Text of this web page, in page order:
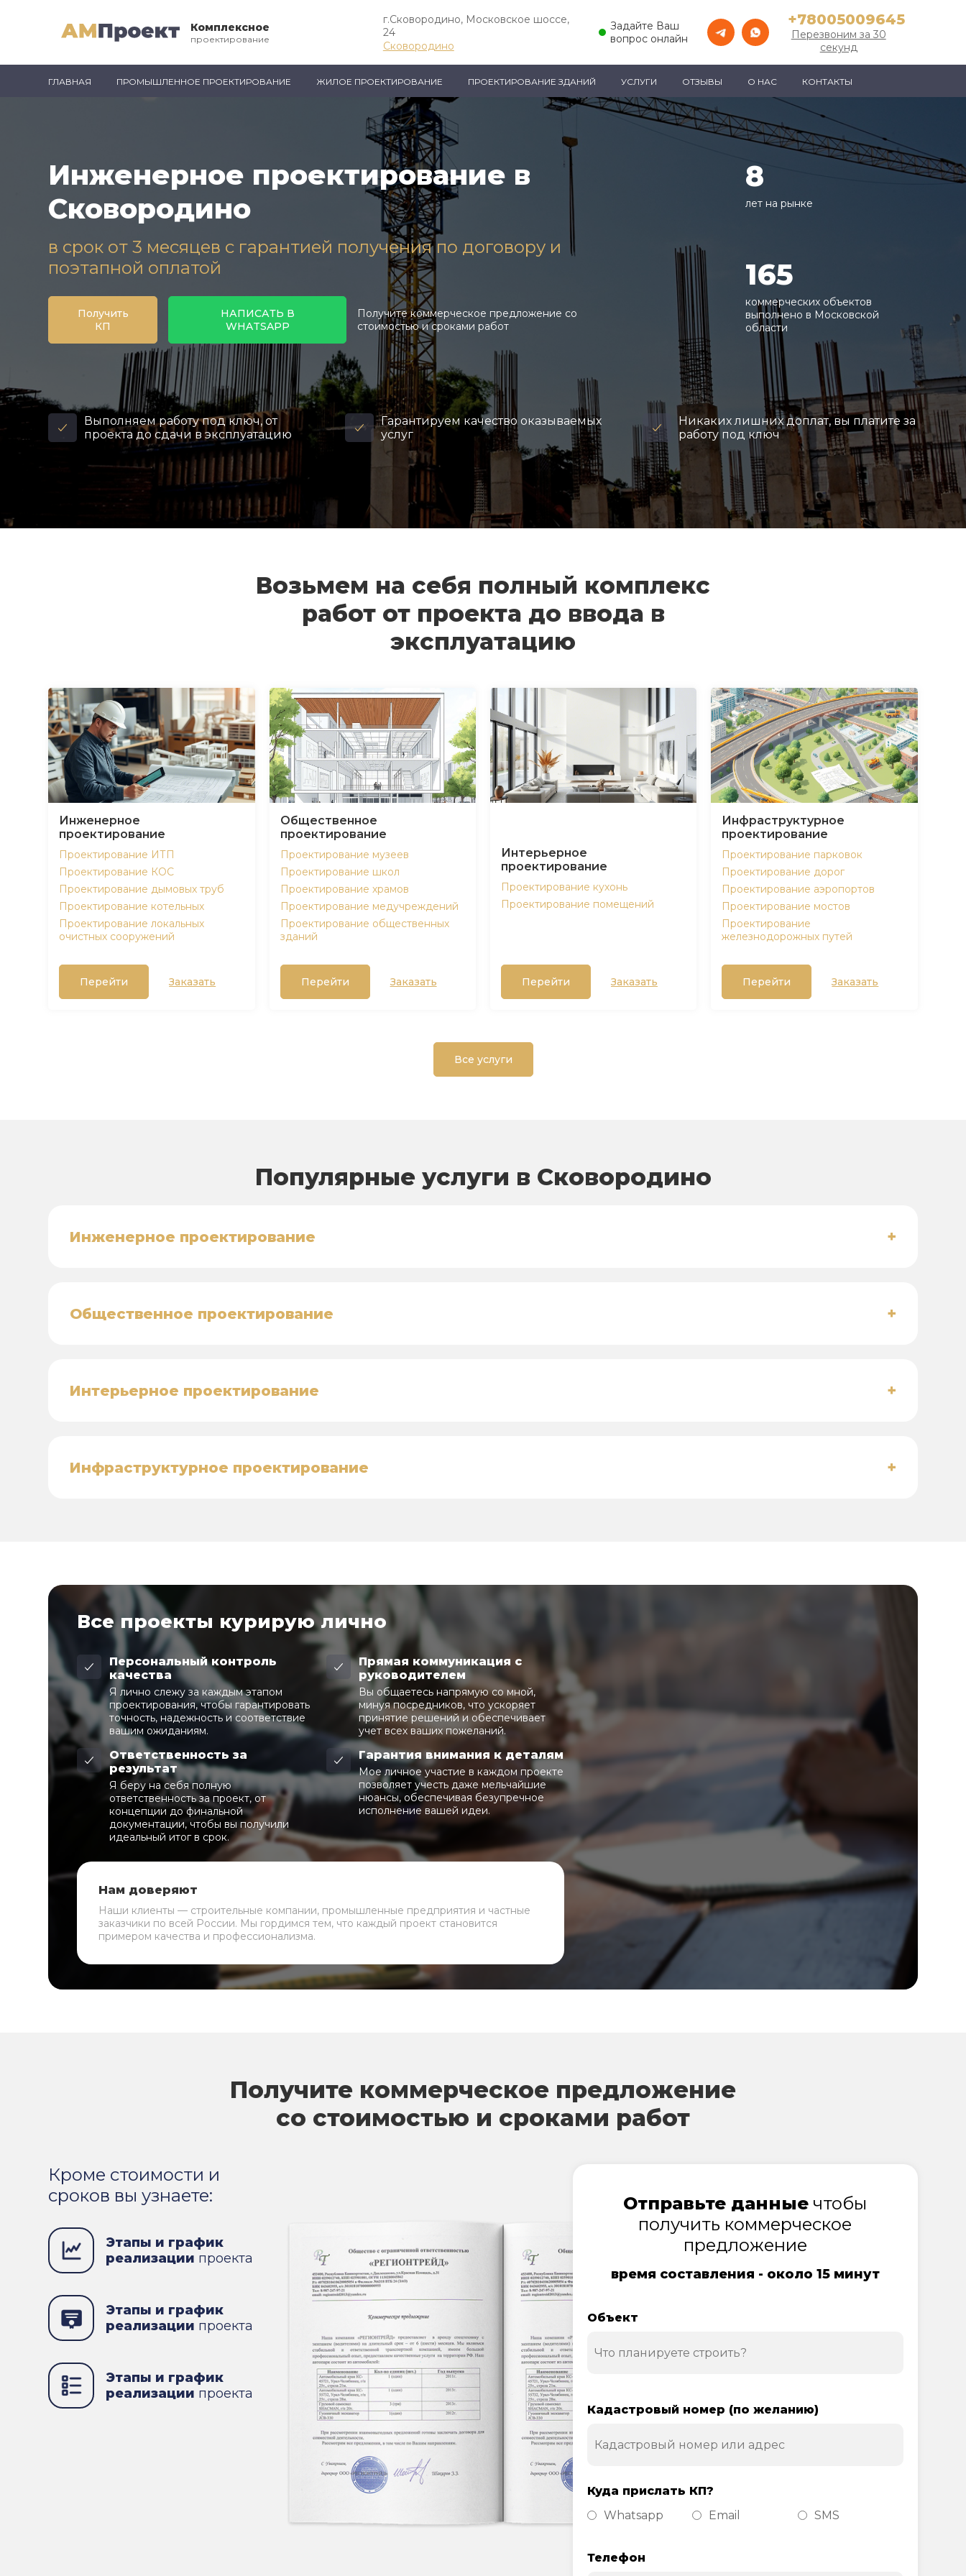
Комплексное
проектирование
г.Сковородино, Московское шоссе,
24
Сковородино
Задайте Ваш
вопрос онлайн
+78005009645
Перезвоним за 30
секунд
ГЛАВНАЯ ПРОМЫШЛЕННОЕ ПРОЕКТИРОВАНИЕ ЖИЛОЕ ПРОЕКТИРОВАНИЕ ПРОЕКТИРОВАНИЕ ЗДАНИЙ УСЛУГИ ОТЗЫВЫ О НАС КОНТАКТЫ
Инженерное проектирование в
Сковородино
в срок от 3 месяцев с гарантией получения по договору и
поэтапной оплатой
Получить
КП
НАПИСАТЬ В
WHATSAPP
Получите коммерческое предложение со
стоимостью и сроками работ
8
лет на рынке
165
коммерческих объектов
выполнено в Московской
области
Выполняем работу под ключ, от
проекта до сдачи в эксплуатацию
Гарантируем качество оказываемых
услуг
Никаких лишних доплат, вы платите за
работу под ключ
Возьмем на себя полный комплекс
работ от проекта до ввода в
эксплуатацию
Инженерное
проектирование
Проектирование ИТП
Проектирование КОС
Проектирование дымовых труб
Проектирование котельных
Проектирование локальных
очистных сооружений
Перейти Заказать
Общественное
проектирование
Проектирование музеев
Проектирование школ
Проектирование храмов
Проектирование медучреждений
Проектирование общественных
зданий
Перейти Заказать
Интерьерное
проектирование
Проектирование кухонь
Проектирование помещений
Перейти Заказать
Инфраструктурное
проектирование
Проектирование парковок
Проектирование дорог
Проектирование аэропортов
Проектирование мостов
Проектирование
железнодорожных путей
Перейти Заказать
Все услуги
Популярные услуги в Сковородино
Инженерное проектирование +
Общественное проектирование +
Интерьерное проектирование +
Инфраструктурное проектирование +
Все проекты курирую лично
Персональный контроль
качества
Я лично слежу за каждым этапом
проектирования, чтобы гарантировать
точность, надежность и соответствие
вашим ожиданиям.
Прямая коммуникация с
руководителем
Вы общаетесь напрямую со мной,
минуя посредников, что ускоряет
принятие решений и обеспечивает
учет всех ваших пожеланий.
Ответственность за
результат
Я беру на себя полную
ответственность за проект, от
концепции до финальной
документации, чтобы вы получили
идеальный итог в срок.
Гарантия внимания к деталям
Мое личное участие в каждом проекте
позволяет учесть даже мельчайшие
нюансы, обеспечивая безупречное
исполнение вашей идеи.
Нам доверяют
Наши клиенты — строительные компании, промышленные предприятия и частные
заказчики по всей России. Мы гордимся тем, что каждый проект становится
примером качества и профессионализма.
Получите коммерческое предложение
со стоимостью и сроками работ
Кроме стоимости и
сроков вы узнаете:
Этапы и график
реализации проекта
Этапы и график
реализации проекта
Этапы и график
реализации проекта
Отправьте данные чтобы
получить коммерческое
предложение
время составления - около 15 минут
Объект
Кадастровый номер (по желанию)
Куда прислать КП?
Whatsapp
Email SMS
Телефон